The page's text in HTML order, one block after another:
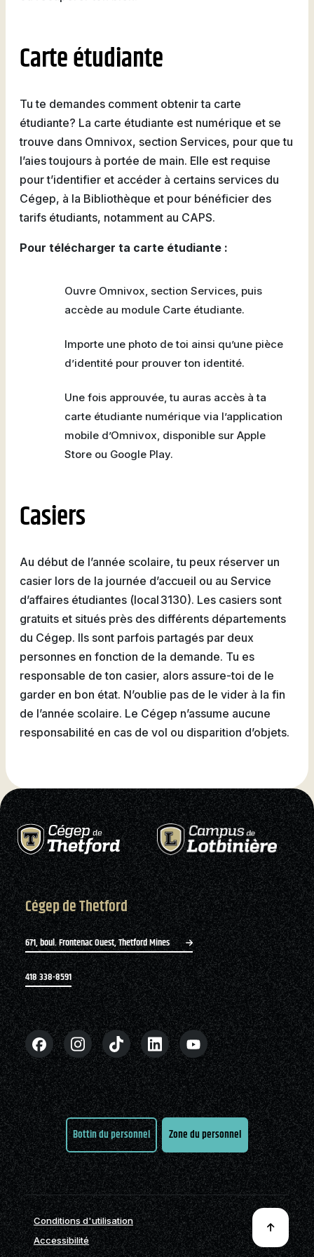
Basketball
Soccer
Volleyball
Badminton
Football
Filons
Boutique
Partenaires
Foire aux
questions
joindre
La Fondation du Cégep
de Thetford et de
Nos partenaires
Les Presses du Cégep
Cégépiens d’exception
Campus de Lotbinière
Nous joindre
Stages en alternance
travail-études
À propos de la formation
générale
Annuaire des
programmes (PDF)
Visite notre Cégep
Planifie ta rentrée
Coûts à prévoir
Foire aux questions
(FAQ)
Expériences et
témoignages
Foire aux questions de
l’international (FAQ)
Carte étudiante
Tu te demandes comment obtenir ta carte
étudiante? La carte étudiante est numérique et se
trouve dans Omnivox, section Services, pour que tu
l’aies toujours à portée de main. Elle est requise
pour t’identifier et accéder à certains services du
Cégep, à la Bibliothèque et pour bénéficier des
tarifs étudiants, notamment au CAPS.
Pour télécharger ta carte étudiante :
Ouvre Omnivox, section Services, puis
accède au module Carte étudiante.
Importe une photo de toi ainsi qu’une pièce
d’identité pour prouver ton identité.
Une fois approuvée, tu auras accès à ta
carte étudiante numérique via l’application
mobile d’Omnivox, disponible sur Apple
Store ou Google Play.
Casiers
Au début de l’année scolaire, tu peux réserver un
casier lors de la journée d’accueil ou au Service
d’affaires étudiantes (local 3130). Les casiers sont
gratuits et situés près des différents départements
du Cégep. Ils sont parfois partagés par deux
personnes en fonction de la demande. Tu es
responsable de ton casier, alors assure-toi de le
garder en bon état. N’oublie pas de le vider à la fin
de l’année scolaire. Le Cégep n’assume aucune
responsabilité en cas de vol ou disparition d’objets.
Cégep de Thetford
671, boul. Frontenac Ouest, Thetford Mines
418 338-8591
Bottin du personnel Zone du personnel
Conditions d'utilisation
Accessibilité